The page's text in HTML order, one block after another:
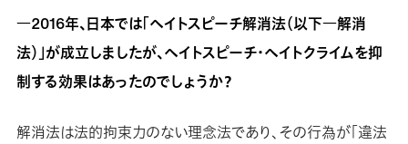
―2016年、日本では「ヘイトスピーチ解消法（以下―解消
法）」が成立しましたが、ヘイトスピーチ・ヘイトクライムを抑
制する効果はあったのでしょうか？
解消法は法的拘束力のない理念法であり、その行為が「違法